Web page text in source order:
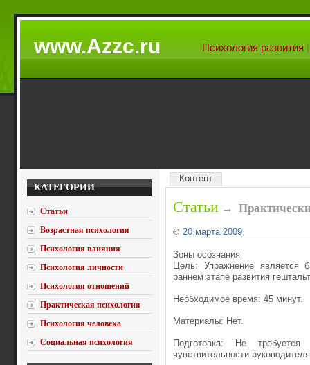
www.Azzc.ru Психология развития
КАТЕГОРИИ
Статьи
Возрастная психология
Психология влияния
Психология личности
Психология отношений
Практическая психология
Психология человека
Социальная психология
Контент
Статьи →
20 марта 2009
Зоны осознания
Цель: Упражнение является
раннем этапе развития
Необходимое время: 45 минут.
Материалы: Нет.
Подготовка: Не
чувствительности